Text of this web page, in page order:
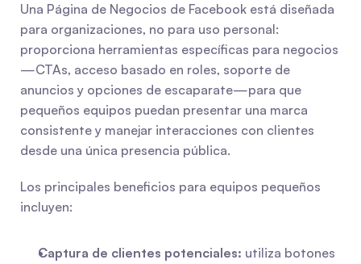
Una Página de Negocios de Facebook está diseñada
para organizaciones, no para uso personal:
proporciona herramientas específicas para negocios
—CTAs, acceso basado en roles, soporte de
anuncios y opciones de escaparate—para que
pequeños equipos puedan presentar una marca
consistente y manejar interacciones con clientes
desde una única presencia pública.
Los principales beneficios para equipos pequeños
incluyen:
Captura de clientes potenciales: utiliza botones